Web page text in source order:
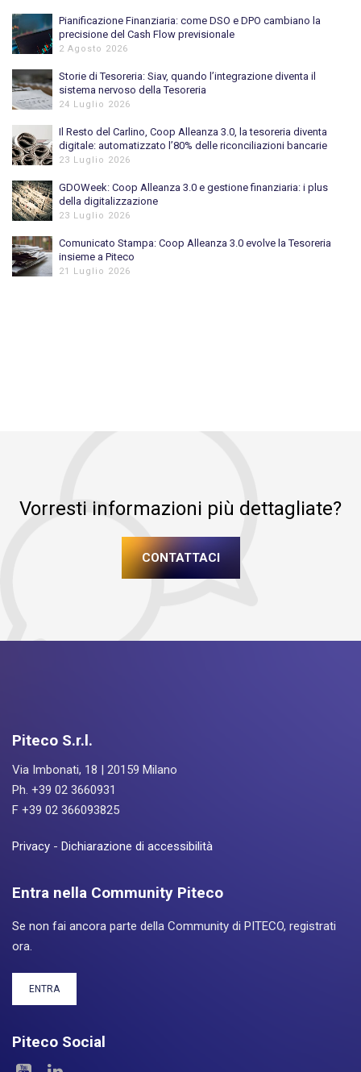
Pianificazione Finanziaria: come DSO e DPO cambiano la
precisione del Cash Flow previsionale
2 Agosto 2026
Storie di Tesoreria: Siav, quando l’integrazione diventa il
sistema nervoso della Tesoreria
24 Luglio 2026
Il Resto del Carlino, Coop Alleanza 3.0, la tesoreria diventa
digitale: automatizzato l’80% delle riconciliazioni bancarie
23 Luglio 2026
GDOWeek: Coop Alleanza 3.0 e gestione finanziaria: i plus
della digitalizzazione
23 Luglio 2026
Comunicato Stampa: Coop Alleanza 3.0 evolve la Tesoreria
insieme a Piteco
21 Luglio 2026
Vorresti informazioni più dettagliate?
CONTATTACI
Piteco S.r.l.
Via Imbonati, 18 | 20159 Milano
Ph. +39 02 3660931
F +39 02 366093825
Privacy - Dichiarazione di accessibilità
Entra nella Community Piteco
Se non fai ancora parte della Community di PITECO, registrati
ora.
ENTRA
Piteco Social